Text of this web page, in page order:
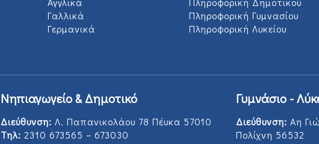
Γαλλικά
Γερμανικά
Πληροφορική Γυμνασίου
Πληροφορική Λυκείου
Νηπιαγωγείο & Δημοτικό
Διεύθυνση: Λ. Παπανικολάου 78 Πέυκα 57010
Τηλ: 2310 673565 – 673030
Γυμνάσιο -
Διεύθυνση: Αη
Πολίχνη 56532